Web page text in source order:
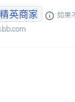
英商家
如果